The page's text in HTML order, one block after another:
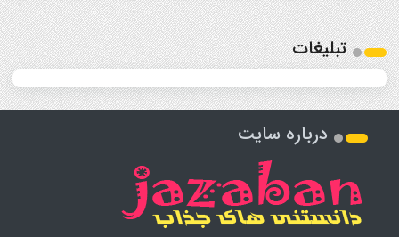
تبلیغات
درباره سایت